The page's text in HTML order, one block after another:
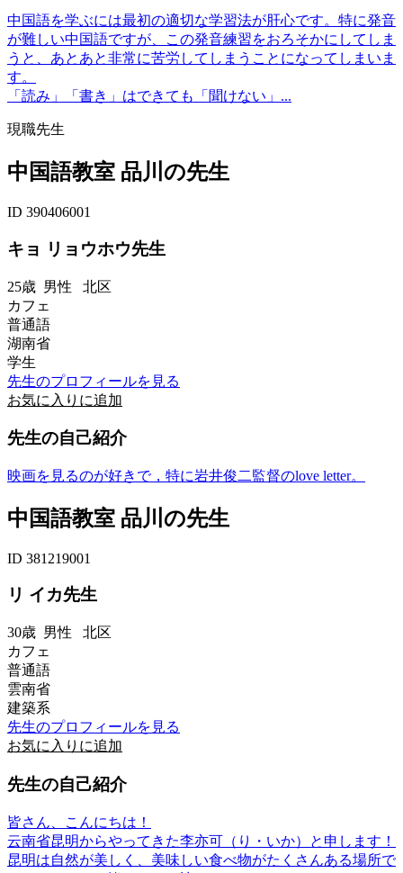
中国語を学ぶには最初の適切な学習法が肝心です。特に発音
が難しい中国語ですが、この発音練習をおろそかにしてしま
うと、あとあと非常に苦労してしまうことになってしまいま
す。
「読み」「書き」はできても「聞けない」...
現職先生
中国語教室 品川の先生
ID 390406001
キョ リョウホウ先生
25歳 男性 北区
カフェ
普通語
湖南省
学生
先生のプロフィールを見る
お気に入りに追加
先生の自己紹介
映画を見るのが好きで，特に岩井俊二監督のlove letter。
中国語教室 品川の先生
ID 381219001
リ イカ先生
30歳 男性 北区
カフェ
普通語
雲南省
建築系
先生のプロフィールを見る
お気に入りに追加
先生の自己紹介
皆さん、こんにちは！
云南省昆明からやってきた李亦可（り・いか）と申します！
昆明は自然が美しく、美味しい食べ物がたくさんある場所で